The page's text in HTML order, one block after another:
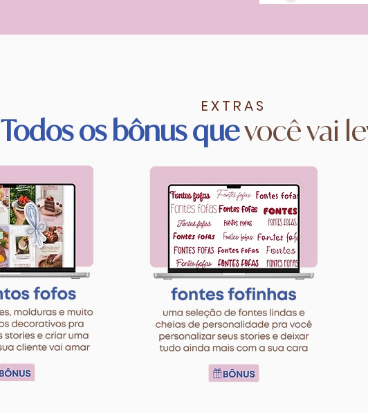
EXTRAS
Todos os bônus quevocê vai